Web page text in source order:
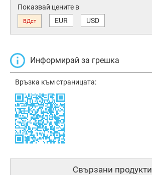
Показвай цените в
ВДст EUR USD
Информирай за грешка
Връзка към страницата:
Свързани продукти